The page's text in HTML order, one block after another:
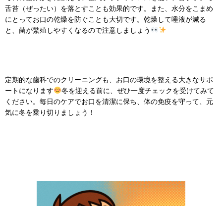
舌苔（ぜったい）を落とすことも効果的です。また、水分をこまめ
にとってお口の乾燥を防ぐことも大切です。乾燥して唾液が減る
と、菌が繁殖しやすくなるので注意しましょう
定期的な歯科でのクリーニングも、お口の環境を整える大きなサポ
ートになります
冬を迎える前に、ぜひ一度チェックを受けてみて
ください。毎日のケアでお口を清潔に保ち、体の免疫を守って、元
気に冬を乗り切りましょう！